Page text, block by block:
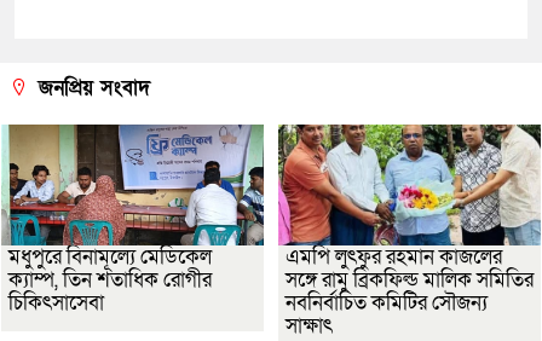
জনপ্রিয় সংবাদ
মধুপুরে বিনামূল্যে মেডিকেল
ক্যাম্প, তিন শতাধিক রোগীর
চিকিৎসাসেবা
এমপি লুৎফুর রহমান কাজলের
সঙ্গে রামু ব্রিকফিল্ড মালিক সমিতির
নবনির্বাচিত কমিটির সৌজন্য
সাক্ষাৎ